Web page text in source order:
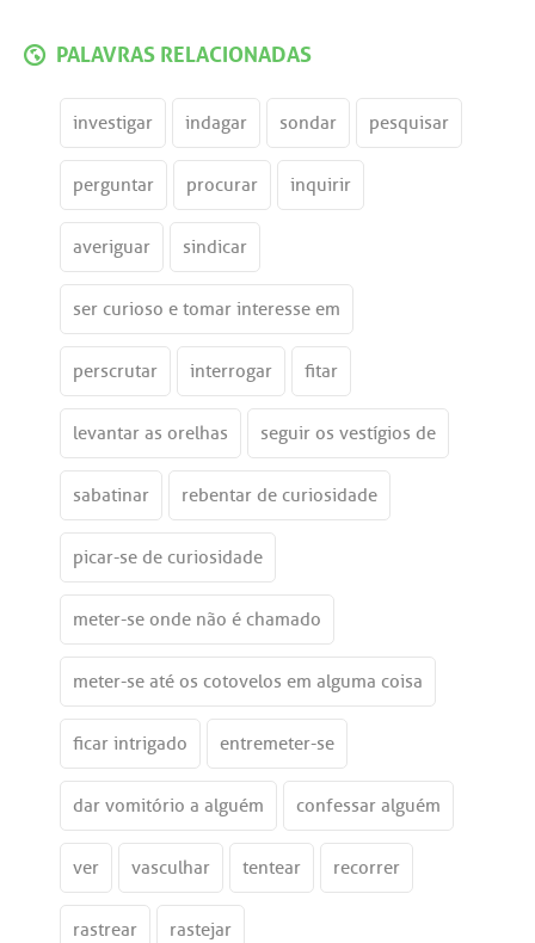
PALAVRAS RELACIONADAS
investigar indagar sondar pesquisar
perguntar procurar inquirir
averiguar sindicar
ser curioso e tomar interesse em
perscrutar interrogar fitar
levantar as orelhas seguir os vestígios de
sabatinar rebentar de curiosidade
picar-se de curiosidade
meter-se onde não é chamado
meter-se até os cotovelos em alguma coisa
ficar intrigado entremeter-se
dar vomitório a alguém confessar alguém
ver vasculhar tentear recorrer
rastrear rastejar